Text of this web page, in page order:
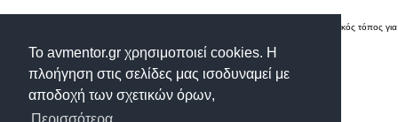
Το avmentor.gr χρησιμοποιεί cookies. Η
πλοήγηση στις σελίδες μας ισοδυναμεί με
αποδοχή των σχετικών όρων,
Δικτυακός τόπος